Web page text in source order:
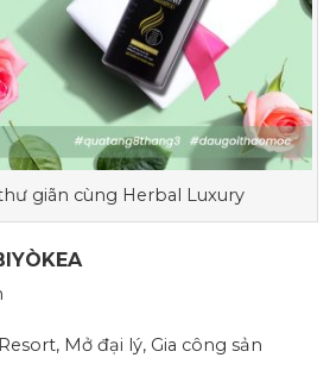
giãn cùng Herbal Luxury
Mở đại lý, Gia công sản